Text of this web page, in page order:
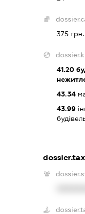
375 грн.
41.20
43.34
43.99
dossier.tax